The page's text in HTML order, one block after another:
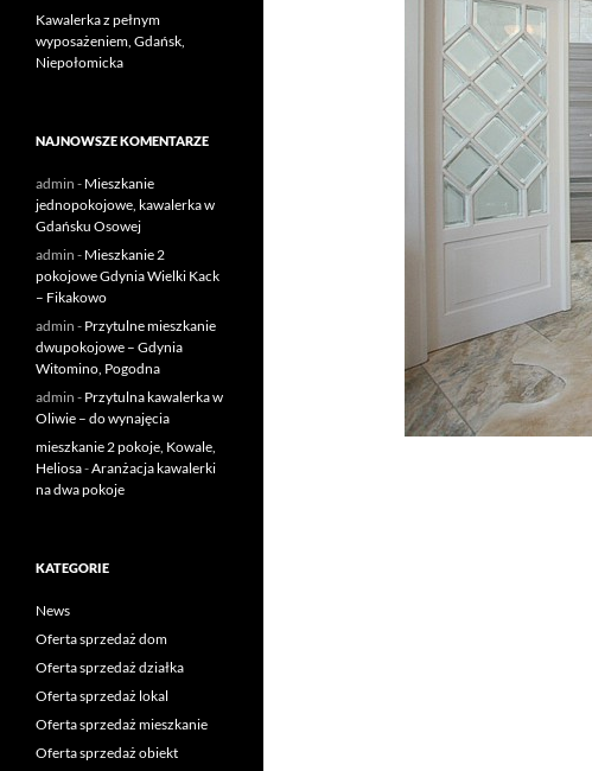
Kawalerka z pełnym
wyposażeniem, Gdańsk,
Niepołomicka
NAJNOWSZE KOMENTARZE
admin - Mieszkanie
jednopokojowe, kawalerka w
Gdańsku Osowej
admin - Mieszkanie 2
pokojowe Gdynia Wielki Kack
– Fikakowo
admin - Przytulne mieszkanie
dwupokojowe – Gdynia
Witomino, Pogodna
admin - Przytulna kawalerka w
Oliwie – do wynajęcia
mieszkanie 2 pokoje, Kowale,
Heliosa-Aranżacja kawalerki
na dwa pokoje
KATEGORIE
News
Oferta sprzedaż dom
Oferta sprzedaż działka
Oferta sprzedaż lokal
Oferta sprzedaż mieszkanie
Oferta sprzedaż obiekt